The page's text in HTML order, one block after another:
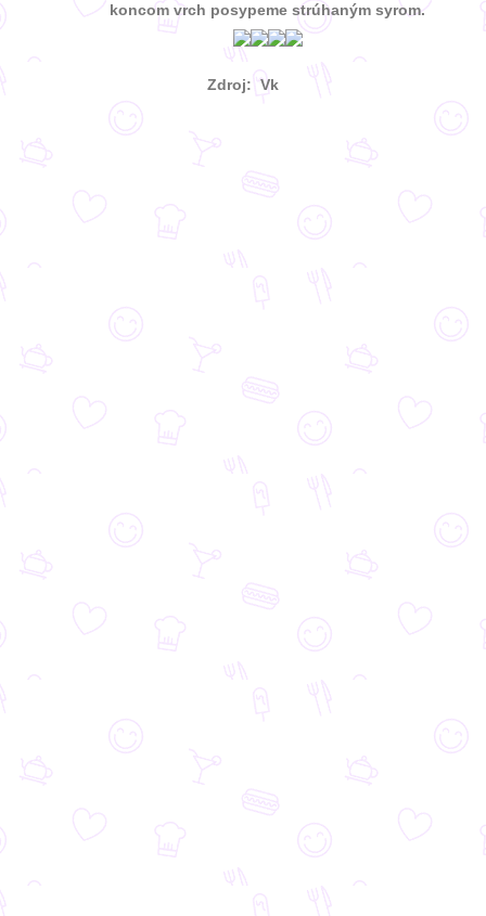
koncom vrch posypeme strúhaným syrom.
Zdroj: Vk